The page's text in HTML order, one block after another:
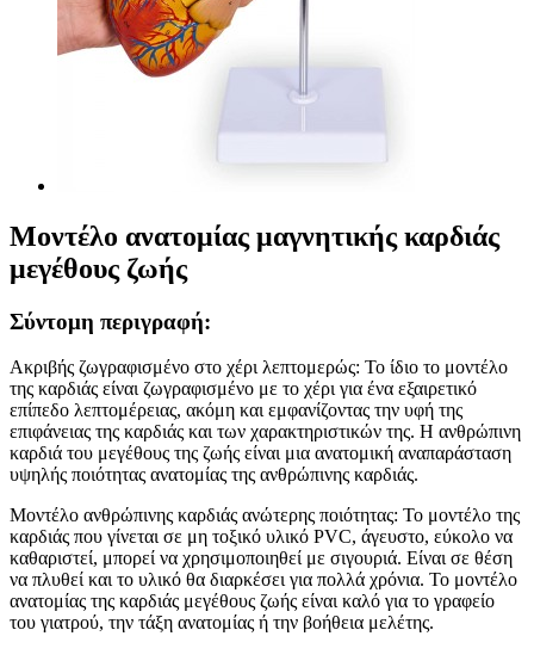
Μοντέλο ανατομίας μαγνητικής καρδιάς
μεγέθους ζωής
Σύντομη περιγραφή:
Ακριβής ζωγραφισμένο στο χέρι λεπτομερώς: Το ίδιο το μοντέλο
της καρδιάς είναι ζωγραφισμένο με το χέρι για ένα εξαιρετικό
επίπεδο λεπτομέρειας, ακόμη και εμφανίζοντας την υφή της
επιφάνειας της καρδιάς και των χαρακτηριστικών της. Η ανθρώπινη
καρδιά του μεγέθους της ζωής είναι μια ανατομική αναπαράσταση
υψηλής ποιότητας ανατομίας της ανθρώπινης καρδιάς.
Μοντέλο ανθρώπινης καρδιάς ανώτερης ποιότητας: Το μοντέλο της
καρδιάς που γίνεται σε μη τοξικό υλικό PVC, άγευστο, εύκολο να
καθαριστεί, μπορεί να χρησιμοποιηθεί με σιγουριά. Είναι σε θέση
να πλυθεί και το υλικό θα διαρκέσει για πολλά χρόνια. Το μοντέλο
ανατομίας της καρδιάς μεγέθους ζωής είναι καλό για το γραφείο
του γιατρού, την τάξη ανατομίας ή την βοήθεια μελέτης.